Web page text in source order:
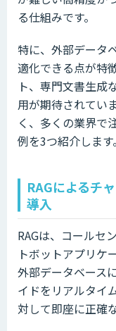
る仕組みです。
特に、外部データ
適化できる点が特
ト、専門文書生成
用が期待されてい
く、多くの業界で
例を3つ紹介します。
RAGによるチ
導入
RAGは、コールセ
トボットアプリケ
外部データベース
イドをリアルタイ
対して即座に正確